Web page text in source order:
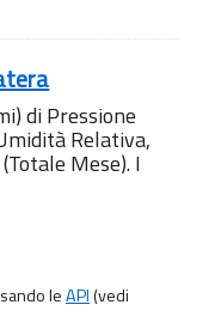
di Pressione
Relativa,
Mese). I
leAPI(vedi